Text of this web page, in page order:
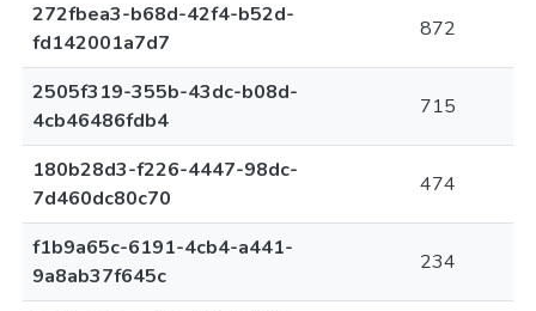
272fbea3-b68d-42f4-b52d-
fd142001a7d7
872
2505f319-355b-43dc-b08d-
4cb46486fdb4
715
180b28d3-f226-4447-98dc-
7d460dc80c70
474
f1b9a65c-6191-4cb4-a441-
9a8ab37f645c
234